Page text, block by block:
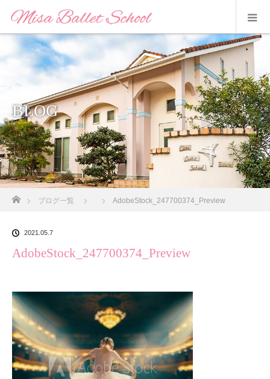
BLOG
ブログ一覧 AdobeStock_247700374_Preview
2021.05.7
AdobeStock_247700374_Preview